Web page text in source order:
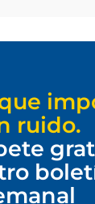
ruido.